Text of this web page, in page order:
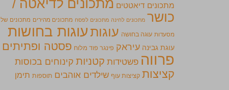
מתכונים דיאטטים מתכונים לדיאטה /
כושר מתכונים לחינה מתכונים לפסח מתכונים מהירים מתכונים של
מסעדות עוגה בחושה עוגותעוגות בחושות
עוגת גבינה עיראק פינגר פוד מלוח פסטה ופתיתים
פרווה פשטידות קטניות קינוחים בכוסות
קציצות קציצות עוף שילדים אוהבים תוספות תימן